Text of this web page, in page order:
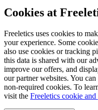
Cookies at
Freeletics uses cookies to
your experience. Some
also use cookies or tracking
this data is shared with our
improve our offers, and
our partner websites. You
non-required cookies. To
visit the Freeletics cookie